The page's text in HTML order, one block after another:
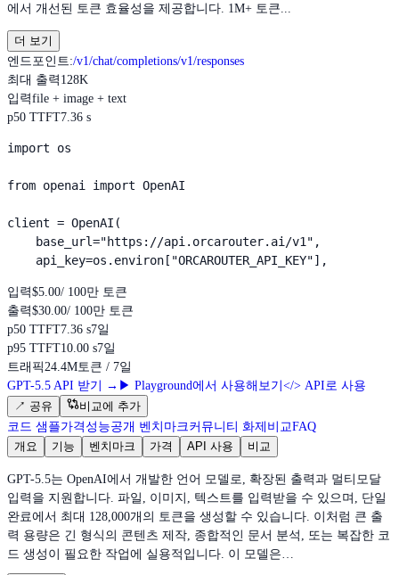
에서 개선된 토큰 효율성을 제공합니다. 1M+ 토큰...
더 보기
엔드포인트 :/v1/chat/completions/v1/responses
최대 출력 128K
입력file + image + text
p50 TTFT7.36 s
import os
from openai import OpenAI
client = OpenAI(
    base_url="https://api.orcarouter.ai/v1",
    api_key=os.environ["ORCAROUTER_API_KEY"],
입력$5.00/ 100만 토큰
출력$30.00/ 100만 토큰
p50 TTFT7.36 s7일
p95 TTFT10.00 s7일
트래픽 24.4M토큰 / 7일
GPT-5.5 API 받기
→ ▶ Playground에서 사용해보기 </> API로 사용
↗ 공유
비교에 추가
코드 샘플가격 성능공개 벤치마크 커뮤니티 화제 비교FAQ
개요
기능 벤치마크 가격 API 사용 비교
GPT-5.5는 OpenAI에서 개발한 언어 모델로, 확장된 출력과 멀티모달
입력을 지원합니다. 파일, 이미지, 텍스트를 입력받을 수 있으며, 단일
완료에서 최대 128,000개의 토큰을 생성할 수 있습니다. 이처럼 큰 출
력 용량은 긴 형식의 콘텐츠 제작, 종합적인 문서 분석, 또는 복잡한 코
드 생성이 필요한 작업에 실용적입니다. 이 모델은…